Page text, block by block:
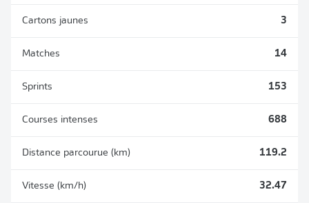
Cartons jaunes 3
Matches 14
Sprints 153
Courses intenses 688
Distance parcourue (km) 119.2
Vitesse (km/h) 32.47